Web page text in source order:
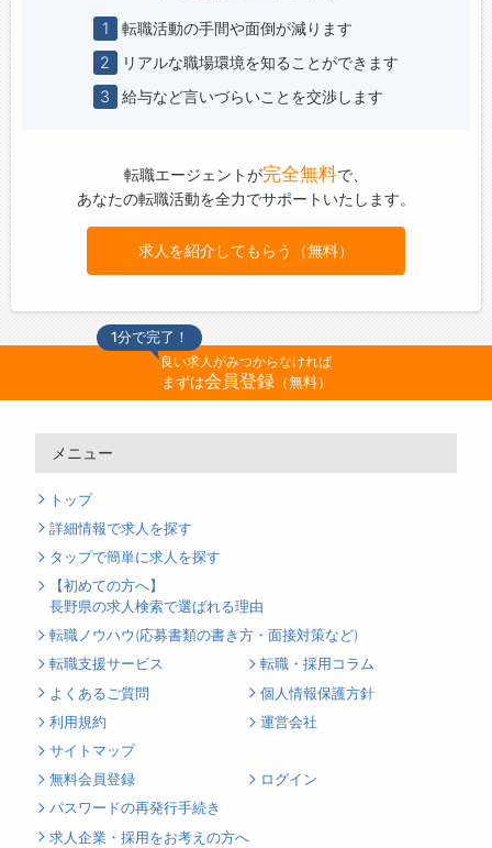
1
転職活動の手間や面倒が減ります
2
リアルな職場環境を知ることができます
3
給与など言いづらいことを交渉します
転職エージェントが完全無料で、
あなたの転職活動を全力でサポートいたします。
求人を紹介してもらう（無料）
1分で完了！
良い求人がみつからなければ
まずは会員登録（無料）
メニュー
トップ
詳細情報で求人を探す
タップで簡単に求人を探す
【初めての方へ】
長野県の求人検索で選ばれる理由
転職ノウハウ(応募書類の書き方・面接対策など)
転職支援サービス
転職・採用コラム
よくあるご質問
個人情報保護方針
利用規約
運営会社
サイトマップ
無料会員登録
ログイン
パスワードの再発行手続き
求人企業・採用をお考えの方へ